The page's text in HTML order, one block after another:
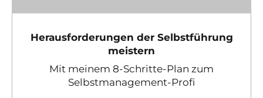
Herausforderungen der Selbstführung
meistern
Mit meinem 8-Schritte-Plan zum
Selbstmanagement-Profi